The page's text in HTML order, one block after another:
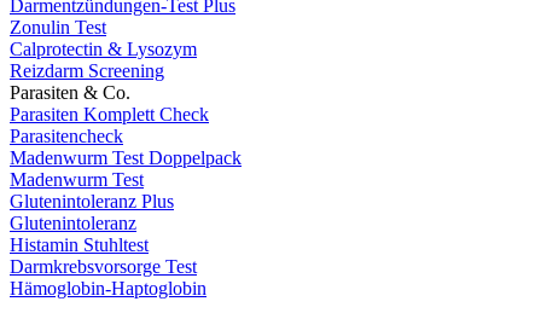
Darmentzündungen-Test Plus
Zonulin Test
Calprotectin & Lysozym
Reizdarm Screening
Parasiten & Co.
Parasiten Komplett Check
Parasitencheck
Madenwurm Test Doppelpack
Madenwurm Test
Glutenintoleranz Plus
Glutenintoleranz
Histamin Stuhltest
Darmkrebsvorsorge Test
Hämoglobin-Haptoglobin